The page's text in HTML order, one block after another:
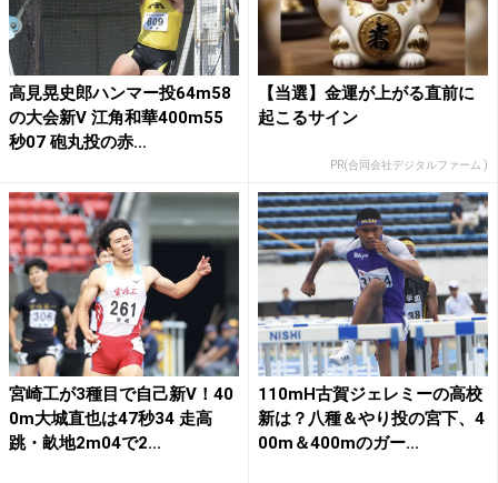
高見晃史郎ハンマー投64m58
の大会新V 江角和華400m55
秒07 砲丸投の赤...
【当選】金運が上がる直前に
起こるサイン
PR(合同会社デジタルファーム )
宮崎工が3種目で自己新V！40
0m大城直也は47秒34 走高
跳・畝地2m04で2...
110mH古賀ジェレミーの高校
新は？八種＆やり投の宮下、4
00m＆400mのガー...